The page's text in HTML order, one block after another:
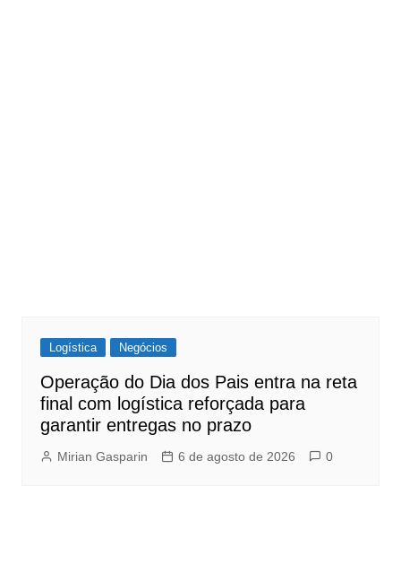
Logística Negócios
Operação do Dia dos Pais entra na reta
final com logística reforçada para
garantir entregas no prazo
Mirian Gasparin 6 de agosto de 2026 0